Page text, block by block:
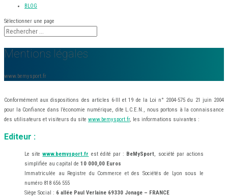
BLOG
Sélectionner une page
Mentions légales
www.bemysport.fr
Conformément aux dispositions des articles 6-III et 19 de la Loi n° 2004-575 du 21 juin 2004
pour la Confiance dans l’économie numérique, dite L.C.E.N., nous portons à la connaissance
des utilisateurs et visiteurs du site www.bemysport.fr, les informations suivantes :
Editeur :
Le sitewww.bemysport.fr est édité par : BeMySport, société par actions
simplifiée au capital de 10 000,00 Euros
Immatriculée au Registre du Commerce et des Sociétés de Lyon sous le
numéro 818 656 555
Siège Social : 6 allée Paul Verlaine 69330 Jonage – FRANCE